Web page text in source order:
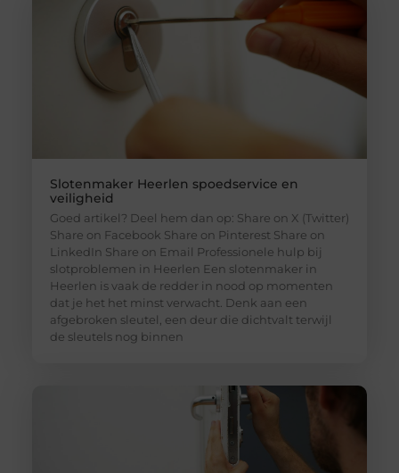
Slotenmaker Heerlen spoedservice en
veiligheid
Goed artikel? Deel hem dan op: Share on X (Twitter)
Share on Facebook Share on Pinterest Share on
LinkedIn Share on Email Professionele hulp bij
slotproblemen in Heerlen Een slotenmaker in
Heerlen is vaak de redder in nood op momenten
dat je het het minst verwacht. Denk aan een
afgebroken sleutel, een deur die dichtvalt terwijl
de sleutels nog binnen